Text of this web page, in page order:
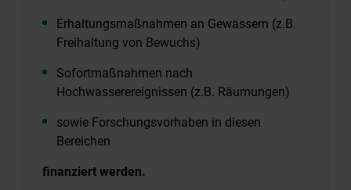
Erhaltungsmaßnahmen an Gewässern (z.B.
Freihaltung von Bewuchs)
Sofortmaßnahmen nach
Hochwasserereignissen (z.B. Räumungen)
sowie Forschungsvorhaben in diesen
Bereichen
finanziert werden.